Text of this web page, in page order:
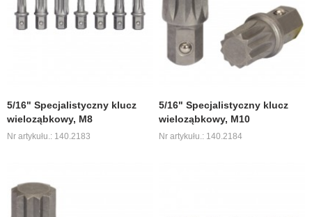
5/16" Specjalistyczny klucz
wieloząbkowy, M8
Nr artykułu.: 140.2183
5/16" Specjalistyczny klucz
wieloząbkowy, M10
Nr artykułu.: 140.2184